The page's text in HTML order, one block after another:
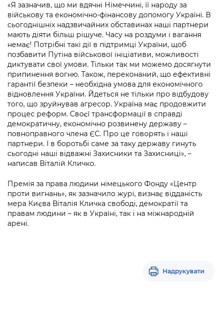
«Я зазначив, що ми вдячні Німеччині, її народу за
військову та економічно-фінансову допомогу Україні. В
сьогоднішніх надзвичайних обставинах наші партнери
мають діяти більш рішуче. Часу на роздуми і вагання
немає! Потрібні такі дії в підтримці України, щоб
позбавити Путіна військової ініціативи, можливості
диктувати свої умови. Тільки так ми можемо досягнути
припинення вогню. Також, переконаний, що ефективні
гарантії безпеки – необхідна умова для економічного
відновлення України. Йдеться не тільки про відбудову
того, що зруйнував агресор. Україна має продовжити
процес реформ. Своєї трансформації в справді
демократичну, економічно розвинену державу –
повноправного члена ЄС. Про це говорять і наші
партнери. І в боротьбі саме за таку державу гинуть
сьогодні наші відважні Захисники та Захисниці», –
написав Віталій Кличко.
Премія за права людини німецького Фонду «Центр
проти вигнань», як зазначило журі, визнає відданість
мера Києва Віталія Кличка свободі, демократії та
правам людини – як в Україні, так і на міжнародній
арені.
Надрукувати